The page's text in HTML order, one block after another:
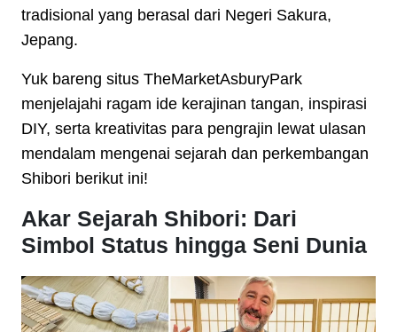
tradisional yang berasal dari Negeri Sakura,
Jepang.
Yuk bareng situs TheMarketAsburyPark
menjelajahi ragam ide kerajinan tangan, inspirasi
DIY, serta kreativitas para pengrajin lewat ulasan
mendalam mengenai sejarah dan perkembangan
Shibori berikut ini!
Akar Sejarah Shibori: Dari
Simbol Status hingga Seni Dunia